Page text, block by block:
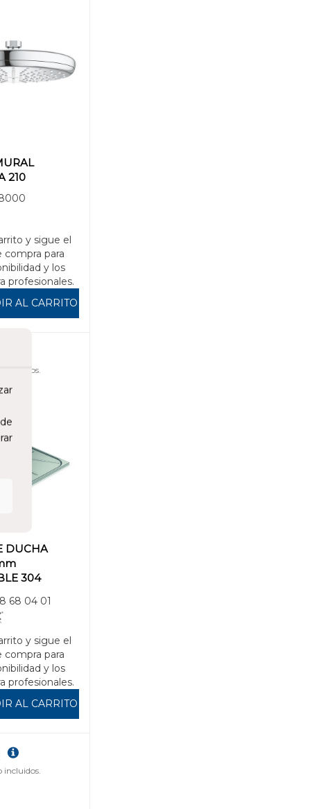
210
y sigue el
compra para
y los
profesionales.
AL CARRITO
DUCHA
304
68 04 01
y sigue el
compra para
y los
profesionales.
incluidos.
AL CARRITO
incluidos.